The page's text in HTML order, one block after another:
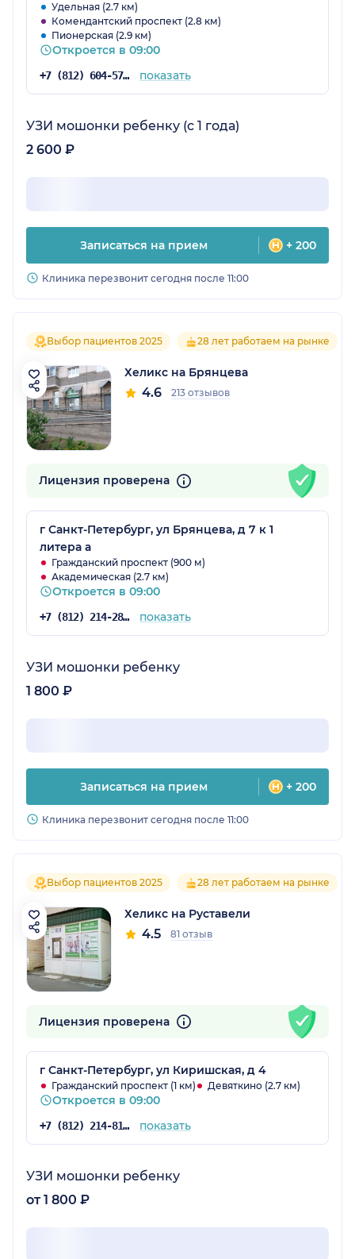
Удельная (2.7 км)
Комендантский проспект (2.8 км)
Пионерская (2.9 км)
Откроется в 09:00
+7 (812) 604-57-48 показать
УЗИ мошонки ребенку (с 1 года)
2 600 ₽
Записаться на прием + 200
Клиника перезвонит сегодня после 11:00
Выбор пациентов 2025 28 лет работаем на рынке
Хеликс на Брянцева
4.6 213 отзывов
Лицензия проверена
г Санкт-Петербург, ул Брянцева, д 7 к 1
литера а
Гражданский проспект (900 м)
Академическая (2.7 км)
Откроется в 09:00
+7 (812) 214-28-59 показать
УЗИ мошонки ребенку
1 800 ₽
Записаться на прием + 200
Клиника перезвонит сегодня после 11:00
Выбор пациентов 2025 28 лет работаем на рынке
Хеликс на Руставели
4.5 81 отзыв
Лицензия проверена
г Санкт-Петербург, ул Киришская, д 4
Гражданский проспект (1 км) Девяткино (2.7 км)
Откроется в 09:00
+7 (812) 214-81-02 показать
УЗИ мошонки ребенку
от 1 800 ₽